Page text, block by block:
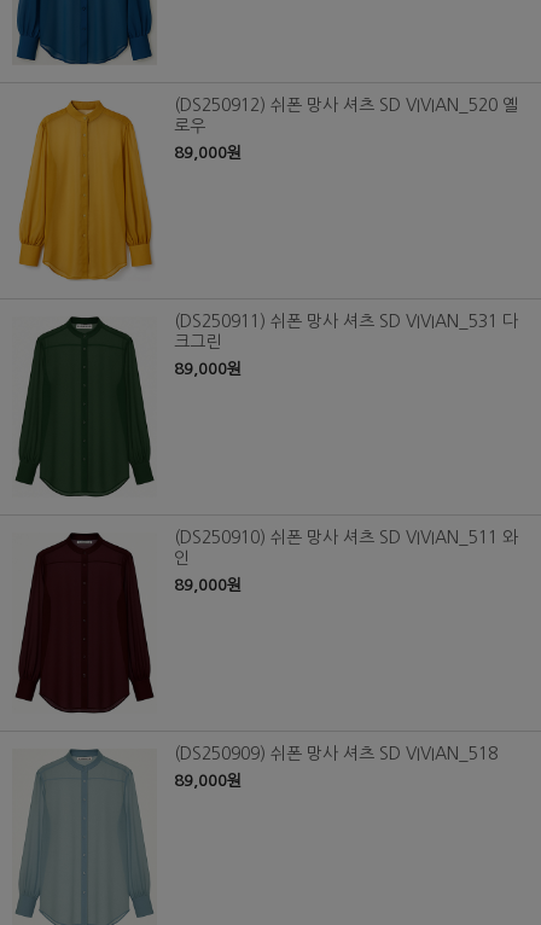
(DS250912) 쉬폰 망사 셔츠 SD VIVIAN_520 옐
로우
89,000원
(DS250911) 쉬폰 망사 셔츠 SD VIVIAN_531 다
크그린
89,000원
(DS250910) 쉬폰 망사 셔츠 SD VIVIAN_511 와
인
89,000원
(DS250909) 쉬폰 망사 셔츠 SD VIVIAN_518
89,000원